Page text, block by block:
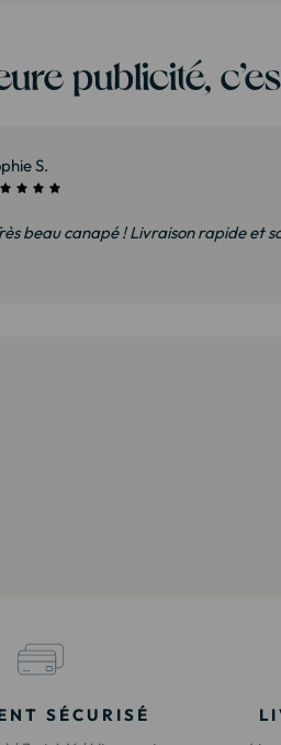
publicité,
S.
beau canapé ! Livraison rapide et
SÉCURISÉ